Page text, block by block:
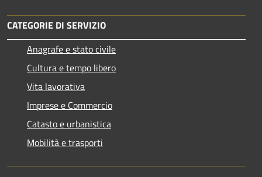
CATEGORIE DI SERVIZIO
Anagrafe e stato civile
Cultura e tempo libero
Vita lavorativa
Imprese e Commercio
Catasto e urbanistica
Mobilità e trasporti